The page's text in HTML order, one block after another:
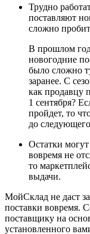
Трудно
поставляют
сложно
В прошлом
новогодние
было сложно
заранее. С
как продавцу
1 сентября?
пройдет, то
до
Остатки
вовремя не
то
выдачи.
МойСклад не даст
поставки вовремя.
поставщику на
установленного